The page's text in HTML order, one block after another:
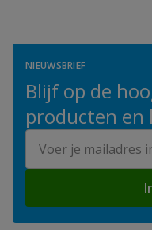
NIEUWSBRIEF
Blijf op de
producten en